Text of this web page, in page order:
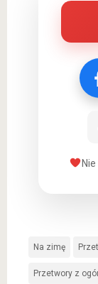
Na zimę
Przetwory z